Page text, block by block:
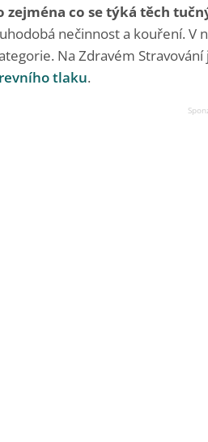
co se týká těch
nečinnost a kouření. V
Na Zdravém
tlaku.